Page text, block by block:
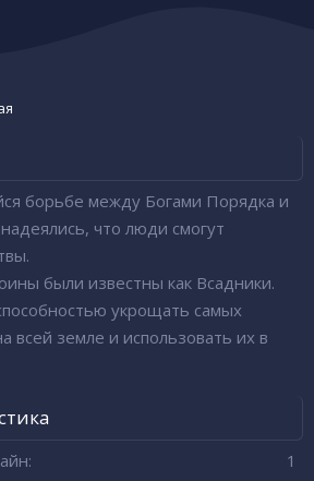
борьбе между Богами Порядка и
что люди смогут
были известны как Всадники.
укрощать самых
всей земле и использовать их в
1